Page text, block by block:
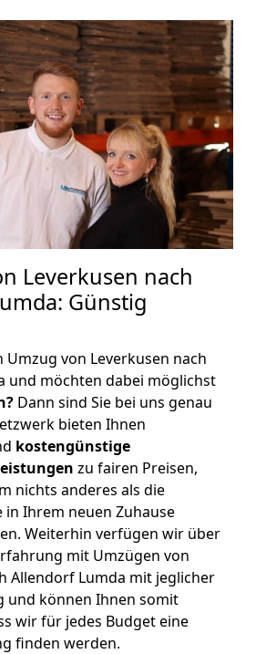
Leverkusen nach
Günstig
Umzug von Leverkusen nach
und möchten dabei möglichst
Dann sind Sie bei uns genau
bieten Ihnen
kostengünstige
zu fairen Preisen,
nichts anderes als die
Ihrem neuen Zuhause
Weiterhin verfügen wir über
mit Umzügen von
Allendorf Lumda mit jeglicher
und können Ihnen somit
wir für jedes Budget eine
finden werden.